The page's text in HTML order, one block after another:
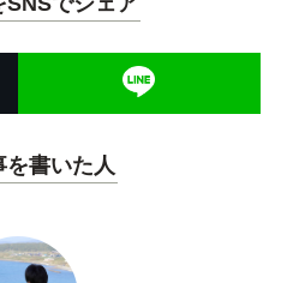
を書いた人